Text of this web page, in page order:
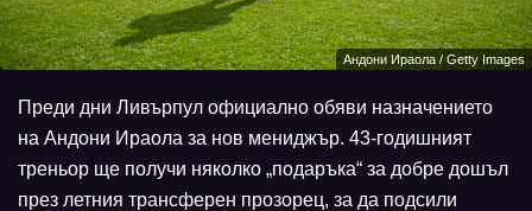
Андони Ираола / Getty Images
Преди дни Ливърпул официално обяви назначението
на Андони Ираола за нов мениджър. 43-годишният
треньор ще получи няколко „подаръка“ за добре дошъл
през летния трансферен прозорец, за да подсили